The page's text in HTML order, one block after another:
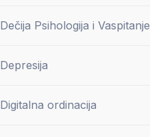
Dečija Psihologija i Vaspitanje
Depresija
Digitalna ordinacija